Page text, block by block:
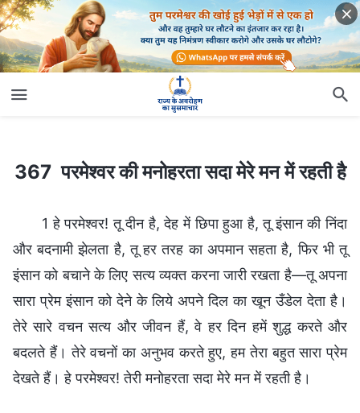
367 परमेश्वर की मनोहरता सदा मेरे मन में रहती है
367 परमेश्वर की मनोहरता सदा मेरे मन में रहती है
1 हे परमेश्वर! तू दीन है, देह में छिपा हुआ है, तू इंसान की निंदा
और बदनामी झेलता है, तू हर तरह का अपमान सहता है, फिर भी तू
इंसान को बचाने के लिए सत्य व्यक्त करना जारी रखता है—तू अपना
सारा प्रेम इंसान को देने के लिये अपने दिल का खून उँडेल देता है।
तेरे सारे वचन सत्य और जीवन हैं, वे हर दिन हमें शुद्ध करते और
बदलते हैं। तेरे वचनों का अनुभव करते हुए, हम तेरा बहुत सारा प्रेम
देखते हैं। हे परमेश्वर! तेरी मनोहरता सदा मेरे मन में रहती है।